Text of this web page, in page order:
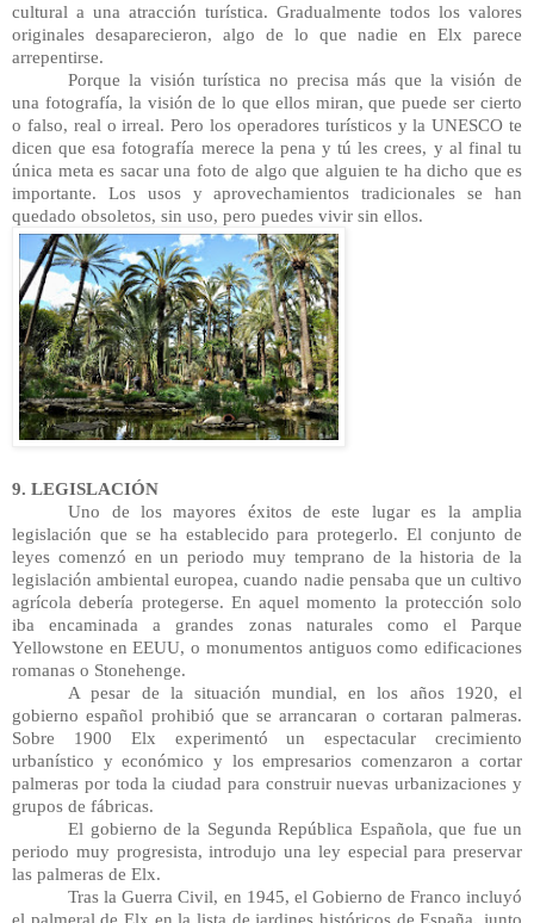
cultural a una atracción turística. Gradualmente todos los valores
originales desaparecieron, algo de lo que nadie en Elx parece
arrepentirse.
Porque la visión turística no precisa más que la visión de
una fotografía, la visión de lo que ellos miran, que puede ser cierto
o falso, real o irreal. Pero los operadores turísticos y la UNESCO te
dicen que esa fotografía merece la pena y tú les crees, y al final tu
única meta es sacar una foto de algo que alguien te ha dicho que es
importante. Los usos y aprovechamientos tradicionales se han
quedado obsoletos, sin uso, pero puedes vivir sin ellos.
9. LEGISLACIÓN
Uno de los mayores éxitos de este lugar es la amplia
legislación que se ha establecido para protegerlo. El conjunto de
leyes comenzó en un periodo muy temprano de la historia de la
legislación ambiental europea, cuando nadie pensaba que un cultivo
agrícola debería protegerse. En aquel momento la protección solo
iba encaminada a grandes zonas naturales como el Parque
Yellowstone en EEUU, o monumentos antiguos como edificaciones
romanas o Stonehenge.
A pesar de la situación mundial, en los años 1920, el
gobierno español prohibió que se arrancaran o cortaran palmeras.
Sobre 1900 Elx experimentó un espectacular crecimiento
urbanístico y económico y los empresarios comenzaron a cortar
palmeras por toda la ciudad para construir nuevas urbanizaciones y
grupos de fábricas.
El gobierno de la Segunda República Española, que fue un
periodo muy progresista, introdujo una ley especial para preservar
las palmeras de Elx.
Tras la Guerra Civil, en 1945, el Gobierno de Franco incluyó
el palmeral de Elx en la lista de jardines históricos de España, junto